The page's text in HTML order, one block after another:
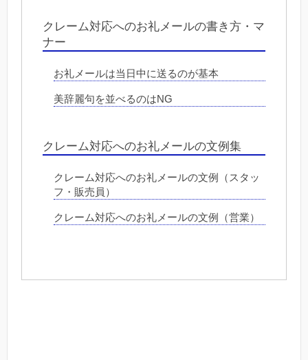
クレーム対応へのお礼メールの書き方・マ
ナー
お礼メールは当日中に送るのが基本
美辞麗句を並べるのはNG
クレーム対応へのお礼メールの文例集
クレーム対応へのお礼メールの文例（スタッ
フ・販売員）
クレーム対応へのお礼メールの文例（営業）